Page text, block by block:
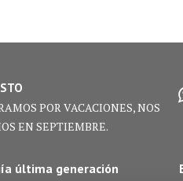
POR VACACIONES, NOS
EN SEPTIEMBRE.
última generación